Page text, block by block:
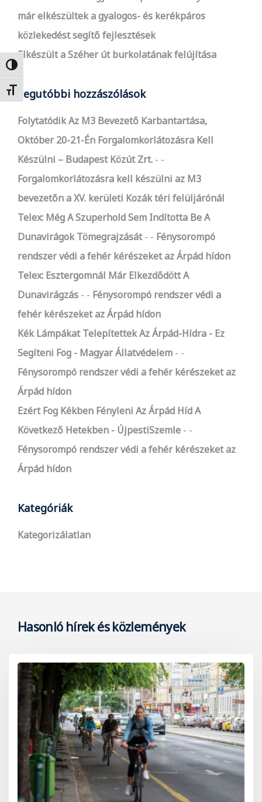
Nagy kontraszt váltása
Betűméret váltása
már elkészültek a gyalogos- és kerékpáros
közlekedést segítő fejlesztések
Elkészült a Széher út burkolatának felújítása
Legutóbbi hozzászólások
Folytatódik Az M3 Bevezető Karbantartása,
Október 20-21-Én Forgalomkorlátozásra Kell
Készülni – Budapest Közút Zrt.
-
Forgalomkorlátozásra kell készülni az M3
bevezetőn a XV. kerületi Kozák téri felüljárónál
Telex: Még A Szuperhold Sem Indította Be A
Dunavirágok Tömegrajzását
- Fénysorompó
rendszer védi a fehér kérészeket az Árpád hídon
Telex: Esztergomnál Már Elkezdődött A
Dunavirágzás
- Fénysorompó rendszer védi a
fehér kérészeket az Árpád hídon
Kék Lámpákat Telepítettek Az Árpád-Hídra - Ez
Segíteni Fog - Magyar Állatvédelem
-
Fénysorompó rendszer védi a fehér kérészeket az
Árpád hídon
Ezért Fog Kékben Fényleni Az Árpád Híd A
Következő Hetekben - ÚjpestiSzemle
-
Fénysorompó rendszer védi a fehér kérészeket az
Árpád hídon
Kategóriák
Kategorizálatlan
Hasonló hírek és közlemények